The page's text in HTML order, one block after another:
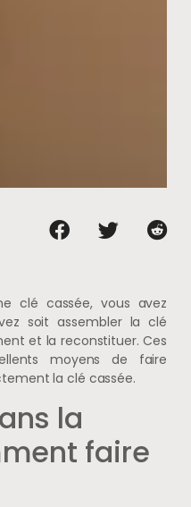
clé cassée, vous avez
soit assembler la clé
et la reconstituer. Ces
moyens de faire
la clé cassée.
la
faire